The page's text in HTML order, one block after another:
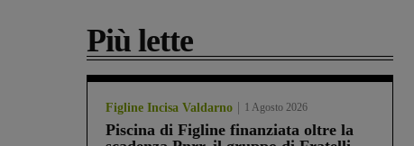
Più lette
Figline Incisa Valdarno 1 Agosto 2026
Piscina di Figline finanziata oltre la